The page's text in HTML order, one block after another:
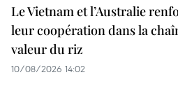
Le Vietnam et l’Australie
leur coopération dans la
valeur du riz
10/08/2026 14:02